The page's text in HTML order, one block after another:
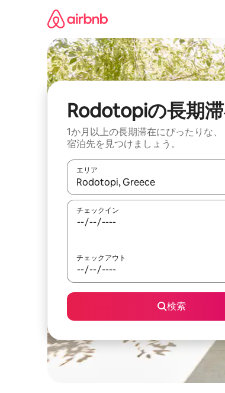
Rodotopiの長期
1か月以上の長期滞在にぴったりな
宿泊先を見つけましょう。
エリア
検索結果が表示されたら、上下の矢印
チェックイン
チェックアウト
検索